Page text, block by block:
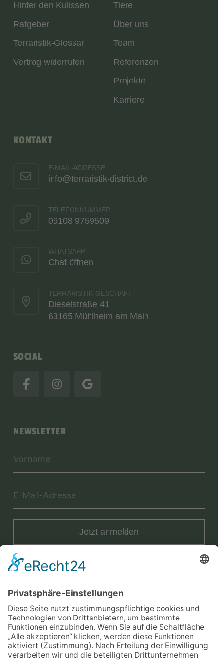
Hinter den Kulissen
Ratgeber
Terraristik-Glossar
Vertrag widerrufen
Tiere
Über uns
Team
Referenzen
Projekte
Karriere
KONTAKT
E-MAIL-ADRESSE
info@terraristik-district.de
TELEFONNUMMER
06108 9759509
WHATSAPP
Chat öffnen
TERRARISTIK-GESCHÄFT
Dieselstraße 41
63165 Mühlheim am Main
SOCIAL
NEWSLETTER
Jetzt anmelden
Mit der Eintragung in dem Newsletter erkläre ich mich mit der
Datenschutzerklärungvon Terraristik District einverstanden.